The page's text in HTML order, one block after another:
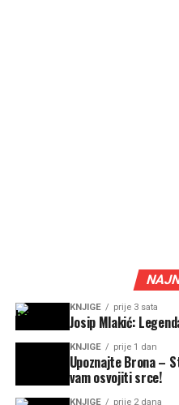
KNJIGE prije 3 sata
Josip Mlakić:
KNJIGE prije 1 dan
Upoznajte Brona –
vam osvojiti srce!
KNJIGE prije 2 dana